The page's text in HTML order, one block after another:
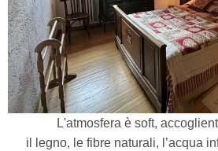
L'atmosfera è soft,
il legno, le fibre naturali, l’acqua